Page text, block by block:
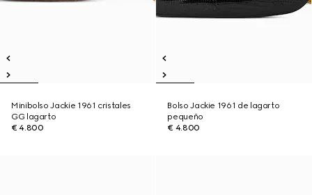
Minibolso Jackie 1961 cristales
GG lagarto
€ 4.800
Bolso Jackie 1961 de lagarto
pequeño
€ 4.800